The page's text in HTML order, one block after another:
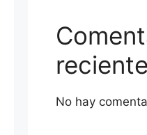
No hay